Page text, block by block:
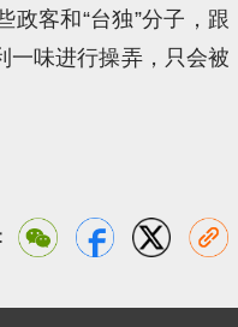
政客和“台独”分子，跟
一味进行操弄，只会被